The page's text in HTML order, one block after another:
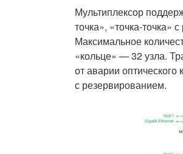
Мультиплексор
точка», «точка-точка»
Максимальное
«кольце» — 32 узла.
от аварии оптического
с резервированием.